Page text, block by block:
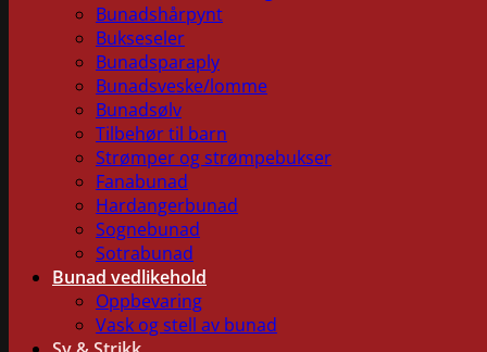
Bunadshårpynt
Bukseseler
Bunadsparaply
Bunadsveske/lomme
Bunadsølv
Tilbehør til barn
Strømper og strømpebukser
Fanabunad
Hardangerbunad
Sognebunad
Sotrabunad
Bunad vedlikehold
Oppbevaring
Vask og stell av bunad